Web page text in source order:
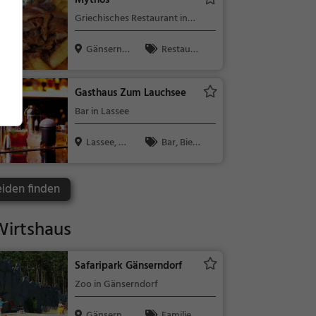
Griechisches Restaurant in
Gänserndorf
Gänsernd
Restaura
tagessen, Ab
Gasthaus Zum Lauchsee
Bar in Lassee
Lassee, Ös
Bar, Bier,
finden
Safaripark Gänserndorf
Zoo in Gänserndorf